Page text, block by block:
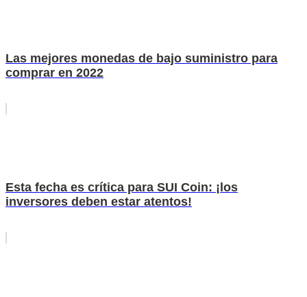
Las mejores monedas de bajo suministro para
comprar en 2022
Esta fecha es crítica para SUI Coin: ¡los
inversores deben estar atentos!